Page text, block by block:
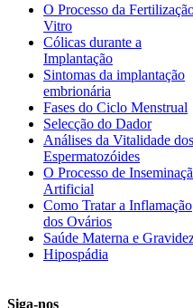
O Processo da
Vitro
Cólicas durante a
Implantação
Sintomas da implantação
embrionária
Fases do Ciclo Menstrual
Selecção do Dador
Análises da Vitalidade dos
Espermatozóides
O Processo de
Artificial
Como Tratar a Inflamação
dos Ovários
Saúde Materna e
Hipospádia
Siga-nos